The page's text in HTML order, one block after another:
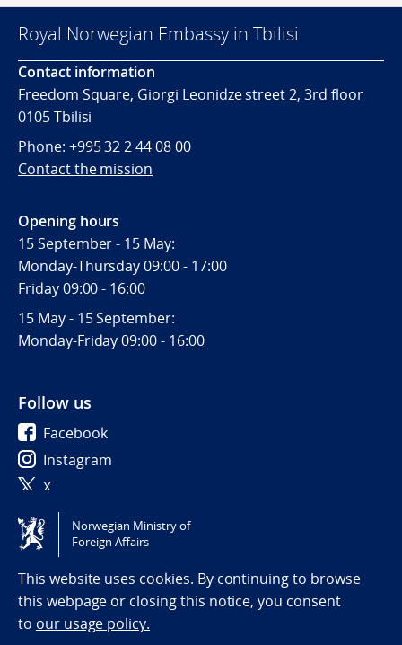
Royal Norwegian Embassy in Tbilisi
Contact information
Freedom Square, Giorgi Leonidze street 2, 3rd floor
0105 Tbilisi
Phone: +995 32 2 44 08 00
Contact the mission
Opening hours
15 September - 15 May:
Monday-Thursday 09:00 - 17:00
Friday 09:00 - 16:00
15 May - 15 September:
Monday-Friday 09:00 - 16:00
Follow us
Facebook
Instagram
X
Tilgjengelighetserklæring / Accessibility statement
(NO)
Norwegian Ministry of
Foreign Affairs
This website uses cookies. By continuing to browse
this webpage or closing this notice, you consent
to our usage policy.